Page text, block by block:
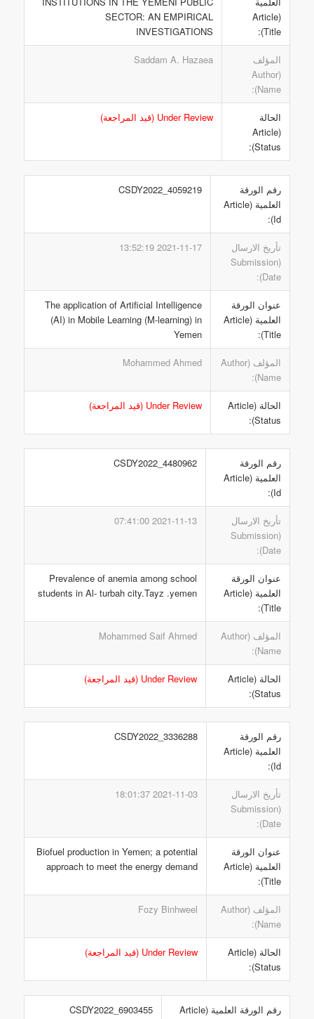
(Article
Title):
SECTOR: AN EMPIRICAL
INVESTIGATIONS
المؤلف
(Author
Name):
Saddam A. Hazaea
الحالة
(Article
Status):
Under Review (قيد المراجعة)
رقم الورقة
العلمية (Article
Id):
CSDY2022_4059219
تأريخ الارسال
(Submission
Date):
2021-11-17 13:52:19
عنوان الورقة
العلمية (Article
Title):
The application of Artificial Intelligence
(AI) in Mobile Learning (M-learning) in
Yemen
المؤلف (Author
Name):
Mohammed Ahmed
الحالة (Article
Status):
Under Review (قيد المراجعة)
رقم الورقة
العلمية (Article
Id):
CSDY2022_4480962
تأريخ الارسال
(Submission
Date):
2021-11-13 07:41:00
عنوان الورقة
العلمية (Article
Title):
Prevalence of anemia among school
students in Al- turbah city.Tayz .yemen
المؤلف (Author
Name):
Mohammed Saif Ahmed
الحالة (Article
Status):
Under Review (قيد المراجعة)
رقم الورقة
العلمية (Article
Id):
CSDY2022_3336288
تأريخ الارسال
(Submission
Date):
2021-11-03 18:01:37
عنوان الورقة
العلمية (Article
Title):
Biofuel production in Yemen; a potential
approach to meet the energy demand
المؤلف (Author
Name):
Fozy Binhweel
الحالة (Article
Status):
Under Review (قيد المراجعة)
رقم الورقة العلمية (Article
CSDY2022_6903455